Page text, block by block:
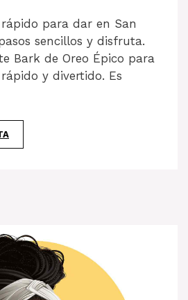
para dar en San
sencillos y disfruta.
Bark de Oreo Épico para
y divertido. Es